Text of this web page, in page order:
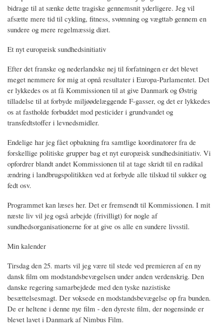
bidrage til at sænke dette tragiske gennemsnit yderligere. Jeg vil
afsætte mere tid til cykling, fitness, svømning og vægttab gennem en
sundere og mere regelmæssig diæt.
Et nyt europæisk sundhedsinitiativ
Efter det franske og nederlandske nej til forfatningen er det blevet
meget nemmere for mig at opnå resultater i Europa-Parlamentet. Det
er lykkedes os at få Kommissionen til at give Danmark og Østrig
tilladelse til at forbyde miljøødelæggende F-gasser, og det er lykkedes
os at fastholde forbuddet mod pesticider i grundvandet og
transfedtstoffer i levnedsmidler.
Endelige har jeg fået opbakning fra samtlige koordinatorer fra de
forskellige politiske grupper bag et nyt europæisk sundhedsinitiativ. Vi
opfordrer blandt andet Kommissionen til at tage skridt til en radikal
ændring i landbrugspolitikken ved at forbyde alle tilskud til sukker og
fedt osv.
Programmet kan læses her. Det er fremsendt til Kommissionen. I mit
næste liv vil jeg også arbejde (frivilligt) for nogle af
sundhedsorganisationerne for at give os alle en sundere livsstil.
Min kalender
Tirsdag den 25. marts vil jeg være til stede ved premieren af en ny
dansk film om modstandsbevægelsen under anden verdenskrig. Den
danske regering samarbejdede med den tyske nazistiske
besættelsesmagt. Der voksede en modstandsbevægelse op fra bunden.
De er heltene i denne nye film - den dyreste film, der nogensinde er
blevet lavet i Danmark af Nimbus Film.